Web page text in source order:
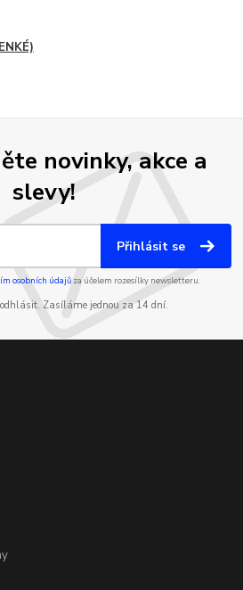
novinky, akce a
slevy!
Přihlásit se
osobních údajůza účelem rozesílky newsletteru.
odhlásit. Zasíláme jednou za 14 dní.